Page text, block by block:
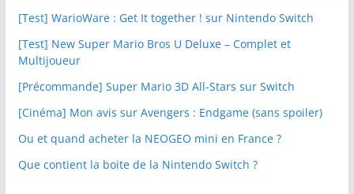
[Test] WarioWare : Get It together ! sur Nintendo Switch
[Test] New Super Mario Bros U Deluxe – Complet et
Multijoueur
[Précommande] Super Mario 3D All-Stars sur Switch
[Cinéma] Mon avis sur Avengers : Endgame (sans spoiler)
Ou et quand acheter la NEOGEO mini en France ?
Que contient la boite de la Nintendo Switch ?